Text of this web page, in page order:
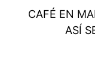
CAFÉ EN
ASÍ